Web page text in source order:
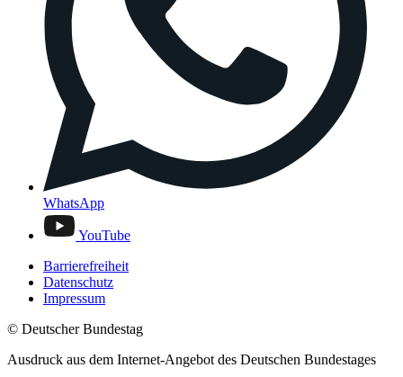
WhatsApp
YouTube
Barrierefreiheit
Datenschutz
Impressum
© Deutscher Bundestag
Ausdruck aus dem Internet-Angebot des Deutschen Bundestages